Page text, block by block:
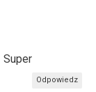
Super
Odpowiedz